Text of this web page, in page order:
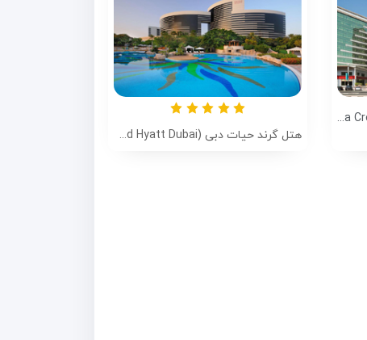
هتل ایبیس دیره (Ibis Deira Creekside Dubai)
هتل گرند حیات دبی (Grand Hyatt Dubai)